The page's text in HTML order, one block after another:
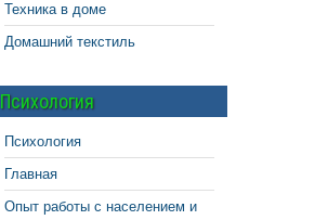
Техника в доме
Домашний текстиль
Психология
Психология
Главная
Опыт работы с населением и